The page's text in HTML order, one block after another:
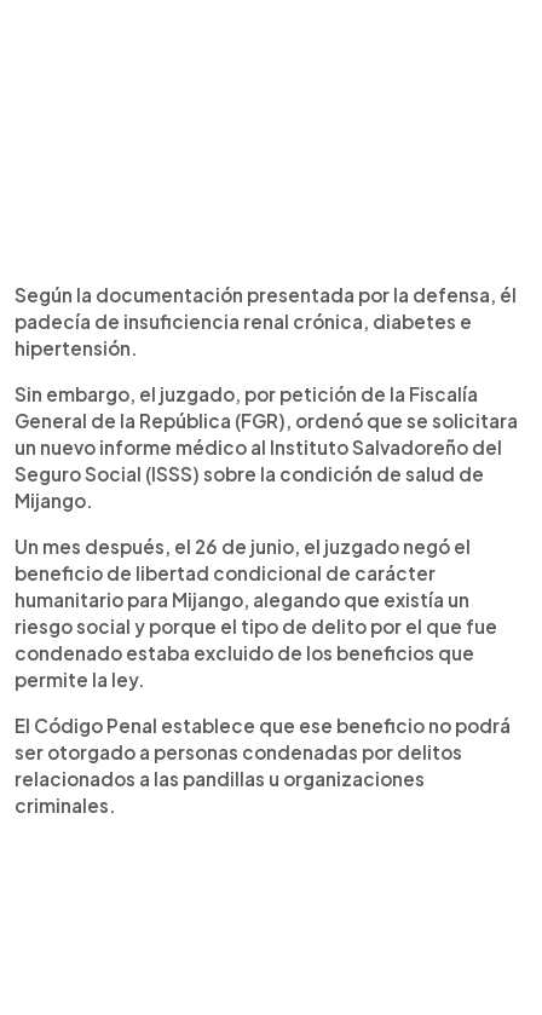
Según la documentación presentada por la defensa, él
padecía de insuficiencia renal crónica, diabetes e
hipertensión.
Sin embargo, el juzgado, por petición de la Fiscalía
General de la República (FGR), ordenó que se solicitara
un nuevo informe médico al Instituto Salvadoreño del
Seguro Social (ISSS) sobre la condición de salud de
Mijango.
Un mes después, el 26 de junio, el juzgado negó el
beneficio de libertad condicional de carácter
humanitario para Mijango, alegando que existía un
riesgo social y porque el tipo de delito por el que fue
condenado estaba excluido de los beneficios que
permite la ley.
El Código Penal establece que ese beneficio no podrá
ser otorgado a personas condenadas por delitos
relacionados a las pandillas u organizaciones
criminales.